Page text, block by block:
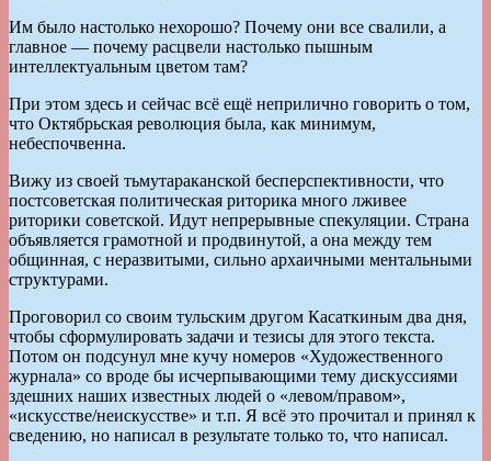
Им было настолько нехорошо? Почему они все свалили, а
главное — почему расцвели настолько пышным
интеллектуальным цветом там?
При этом здесь и сейчас всё ещё неприлично говорить о том,
что Октябрьская революция была, как минимум,
небеспочвенна.
Вижу из своей тьмутараканской бесперспективности, что
постсоветская политическая риторика много лживее
риторики советской. Идут непрерывные спекуляции. Страна
объявляется грамотной и продвинутой, а она между тем
общинная, с неразвитыми, сильно архаичными ментальными
структурами.
Проговорил со своим тульским другом Касаткиным два дня,
чтобы сформулировать задачи и тезисы для этого текста.
Потом он подсунул мне кучу номеров «Художественного
журнала» со вроде бы исчерпывающими тему дискуссиями
здешних наших известных людей о «левом/правом»,
«искусстве/неискусстве» и т.п. Я всё это прочитал и принял к
сведению, но написал в результате только то, что написал.